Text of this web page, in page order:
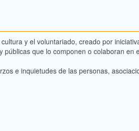
y el voluntariado, creado por
que lo componen o colaboran en
e inquietudes de las personas,